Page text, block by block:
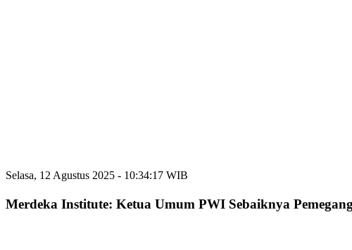
Selasa, 12 Agustus 2025 - 10:34:17 WIB
Merdeka Institute: Ketua Umum PWI Sebaiknya